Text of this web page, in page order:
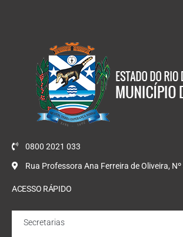
0800 2021 033
Rua Professora Ana Ferreira de Oliveira,
ACESSO RÁPIDO
Secretarias